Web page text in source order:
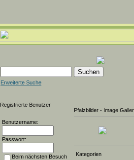
Erweiterte Suche
Registrierte Benutzer
Benutzername:
Passwort:
Beim nächsten Besuch
Pfalzbilder - Image
Kategorien